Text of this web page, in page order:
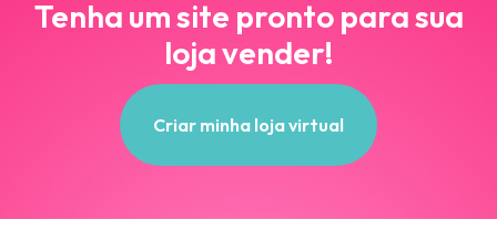
Tenha um site pronto para sua
loja vender!
Criar minha loja virtual